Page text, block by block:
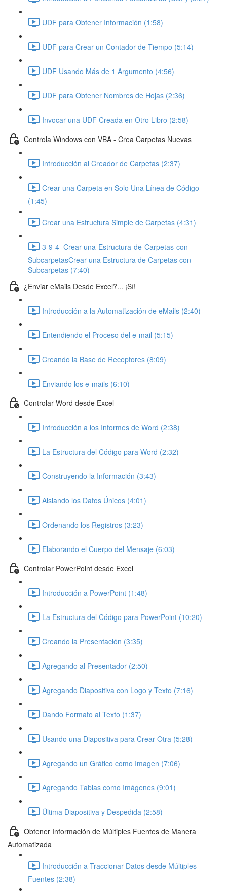
UDF para Obtener Información (1:58)
UDF para Crear un Contador de Tiempo (5:14)
UDF Usando Más de 1 Argumento (4:56)
UDF para Obtener Nombres de Hojas (2:36)
Invocar una UDF Creada en Otro Libro (2:58)
Controla Windows con VBA - Crea Carpetas Nuevas
Introducción al Creador de Carpetas (2:37)
Crear una Carpeta en Solo Una Línea de Código
(1:45)
Crear una Estructura Simple de Carpetas (4:31)
3-9-4_Crear-una-Estructura-de-Carpetas-con-
SubcarpetasCrear una Estructura de Carpetas con
Subcarpetas (7:40)
¿Enviar eMails Desde Excel?... ¡Sí!
Introducción a la Automatización de eMails (2:40)
Entendiendo el Proceso del e-mail (5:15)
Creando la Base de Receptores (8:09)
Enviando los e-mails (6:10)
Controlar Word desde Excel
Introducción a los Informes de Word (2:38)
La Estructura del Código para Word (2:32)
Construyendo la Información (3:43)
Aislando los Datos Únicos (4:01)
Ordenando los Registros (3:23)
Elaborando el Cuerpo del Mensaje (6:03)
Controlar PowerPoint desde Excel
Introducción a PowerPoint (1:48)
La Estructura del Código para PowerPoint (10:20)
Creando la Presentación (3:35)
Agregando al Presentador (2:50)
Agregando Diapositiva con Logo y Texto (7:16)
Dando Formato al Texto (1:37)
Usando una Diapositiva para Crear Otra (5:28)
Agregando un Gráfico como Imagen (7:06)
Agregando Tablas como Imágenes (9:01)
Última Diapositiva y Despedida (2:58)
Obtener Información de Múltiples Fuentes de Manera
Automatizada
Introducción a Traccionar Datos desde Múltiples
Fuentes (2:38)